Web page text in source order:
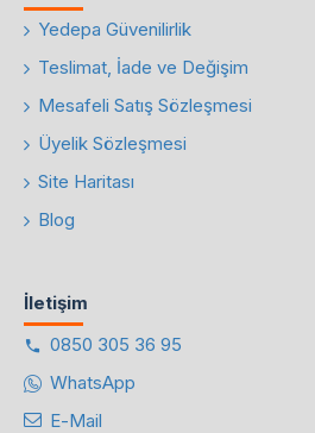
Yedepa Güvenilirlik
Teslimat, İade ve Değişim
Mesafeli Satış Sözleşmesi
Üyelik Sözleşmesi
Site Haritası
Blog
İletişim
0850 305 36 95
WhatsApp
E-Mail